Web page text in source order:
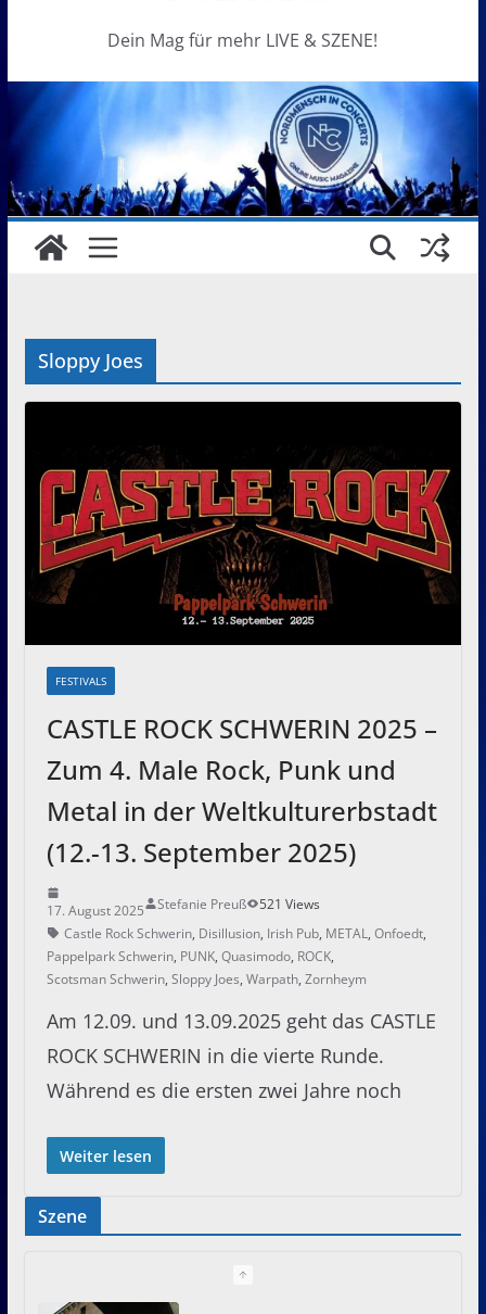
Dein Mag für mehr LIVE & SZENE!
Sloppy Joes
FESTIVALS
CASTLE ROCK SCHWERIN 2025 –
Zum 4. Male Rock, Punk und
Metal in der Weltkulturerbstadt
(12.-13. September 2025)
17. August 2025 Stefanie Preuß
521 Views
Castle Rock Schwerin, Disillusion, Irish Pub, METAL, Onfoedt,
Pappelpark Schwerin, PUNK, Quasimodo, ROCK,
Scotsman Schwerin, Sloppy Joes, Warpath, Zornheym
Am 12.09. und 13.09.2025 geht das CASTLE
ROCK SCHWERIN in die vierte Runde.
Während es die ersten zwei Jahre noch
Weiter lesen
Szene